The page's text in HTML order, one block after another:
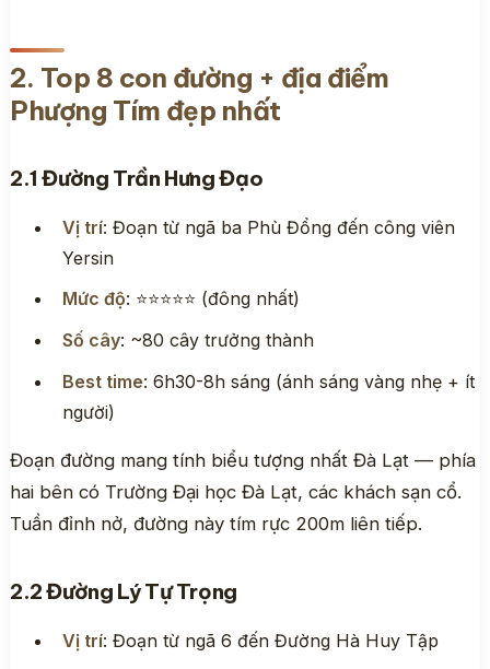
2. Top 8 con đường + địa điểm
Phượng Tím đẹp nhất
2.1 Đường Trần Hưng Đạo
Vị trí: Đoạn từ ngã ba Phù Đổng đến công viên
Yersin
Mức độ: ⭐⭐⭐⭐⭐ (đông nhất)
Số cây: ~80 cây trưởng thành
Best time: 6h30-8h sáng (ánh sáng vàng nhẹ + ít
người)
Đoạn đường mang tính biểu tượng nhất Đà Lạt — phía
hai bên có Trường Đại học Đà Lạt, các khách sạn cổ.
Tuần đỉnh nở, đường này tím rực 200m liên tiếp.
2.2 Đường Lý Tự Trọng
Vị trí: Đoạn từ ngã 6 đến Đường Hà Huy Tập